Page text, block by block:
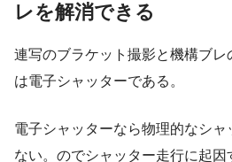
レを解消できる
連写のブラケット撮影と機構ブレ
は電子シャッターである。
電子シャッターなら物理的なシ
ない。のでシャッター走行に起因